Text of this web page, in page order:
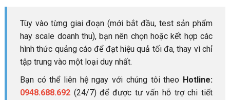
Tùy vào từng giai đoạn (mới bắt đầu, test sản phẩm
hay scale doanh thu), bạn nên chọn hoặc kết hợp các
hình thức quảng cáo để đạt hiệu quả tối đa, thay vì chỉ
tập trung vào một loại duy nhất.
Bạn có thể liên hệ ngay với chúng tôi theo Hotline:
0948.688.692(24/7) để được tư vấn hỗ trợ chi tiết